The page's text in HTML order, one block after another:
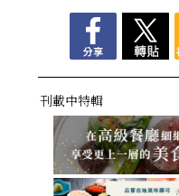
刊載中特輯